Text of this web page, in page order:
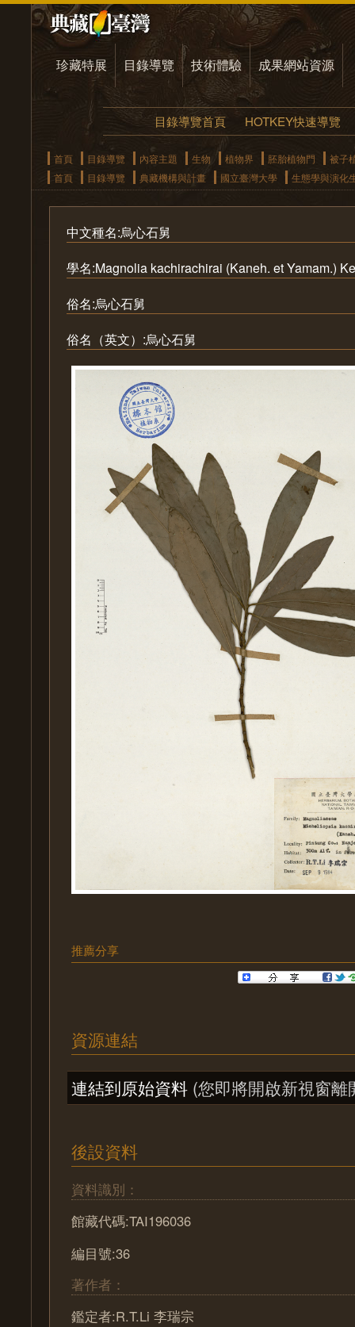
珍藏特展 目錄導覽 技術體驗 成果網站資源
目錄導覽首頁 HOTKEY快速導覽
首頁 目錄導覽 內容主題 生物 植物界 胚胎植物門
被子
首頁
目錄導覽 典藏機構與計畫 國立臺灣大學 生態學與演化
中文種名:烏心石舅
學名:Magnolia kachirachirai (Kaneh. et Yamam.)
俗名:烏心石舅
俗名（英文）:烏心石舅
推薦分享
資源連結
連結到原始資料 (您即將開啟新視窗離
後設資料
資料識別：
館藏代碼:TAI196036
編目號:36
著作者：
鑑定者:R.T.Li 李瑞宗